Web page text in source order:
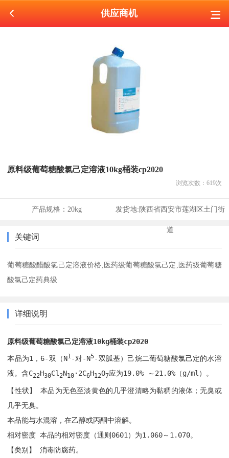
供应商机
原料级葡萄糖酸氯己定溶液10kg桶装cp2020
浏览次数： 619次
产品规格： 20kg 发货地:陕西省西安市莲湖区土门街
道
关键词
葡萄糖酸醋酸氯己定溶液价格,医药级葡萄糖酸氯己定,医药级葡萄糖
酸氯己定药典级
详细说明
原料级葡萄糖酸氯己定溶液10kg桶装cp2020
本品为1，6-双（N1-对-N5-双胍基）己烷二葡萄糖酸氯己定的水溶
液。含C22H30Cl2N10 ·2C6H12O7应为19.0% ～21.0%（g/ml）。
【性状】 本品为无色至淡黄色的几乎澄清略为黏稠的液体；无臭或
几乎无臭。
本品能与水混溶，在乙醇或丙酮中溶解。
相对密度 本品的相对密度（通则0601）为1.060～1.070。
【类别】 消毒防腐药。